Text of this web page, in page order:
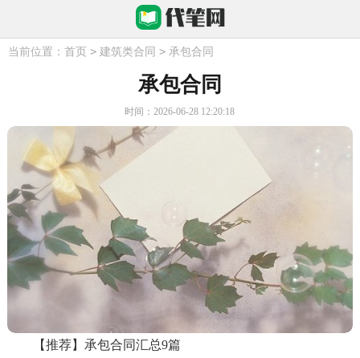
当前位置： 首页 > 建筑类合同 > 承包合同
承包合同
时间：2026-06-28 12:20:18
【推荐】承包合同汇总9篇